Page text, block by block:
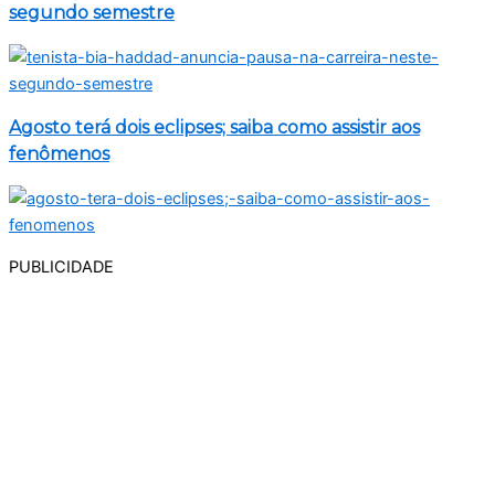
segundo semestre
Agosto terá dois eclipses; saiba como assistir aos
fenômenos
PUBLICIDADE